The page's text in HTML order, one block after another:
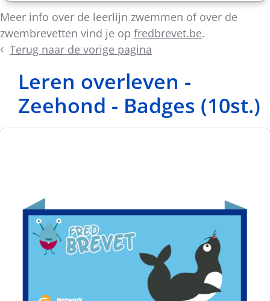
Meer info over de leerlijn zwemmen of over de
zwembrevetten vind je op fredbrevet.be.
Terug naar de vorige pagina
Leren overleven -
Zeehond - Badges (10st.)